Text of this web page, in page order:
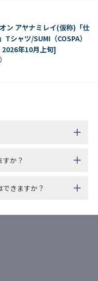
ン アヤナミレイ(仮称)「仕
Tシャツ/SUMI（COSPA）
年10月上旬]
か？
きますか？